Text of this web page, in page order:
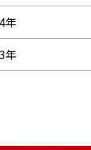
年
年